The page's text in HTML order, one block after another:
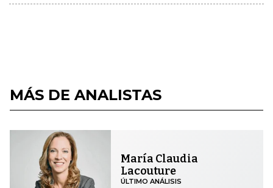
MÁS DE ANALISTAS
María Claudia
Lacouture
ÚLTIMO ANÁLISIS